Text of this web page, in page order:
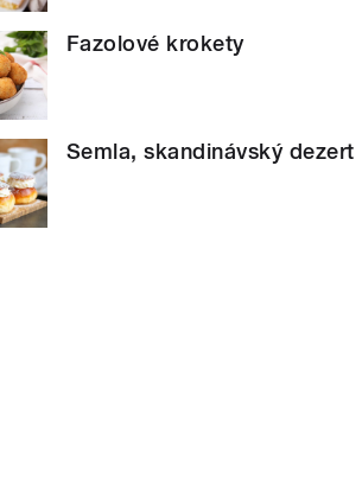
Fazolové krokety
Semla, skandinávský dezert